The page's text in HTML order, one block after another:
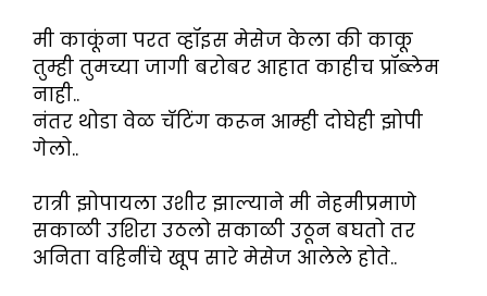
मी काकूंना परत व्हॉइस मेसेज केला की काकू
तुम्ही तुमच्या जागी बरोबर आहात काहीच प्रॉब्लेम
नाही..
नंतर थोडा वेळ चॅटिंग करून आम्ही दोघेही झोपी
गेलो..
रात्री झोपायला उशीर झाल्याने मी नेहमीप्रमाणे
सकाळी उशिरा उठलो सकाळी उठून बघतो तर
अनिता वहिनींचे खूप सारे मेसेज आलेले होते..